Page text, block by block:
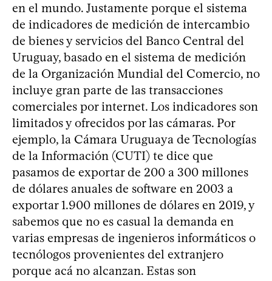
en el mundo. Justamente porque el sistema
de indicadores de medición de intercambio
de bienes y servicios del Banco Central del
Uruguay, basado en el sistema de medición
de la Organización Mundial del Comercio, no
incluye gran parte de las transacciones
comerciales por internet. Los indicadores son
limitados y ofrecidos por las cámaras. Por
ejemplo, la Cámara Uruguaya de Tecnologías
de la Información (CUTI) te dice que
pasamos de exportar de 200 a 300 millones
de dólares anuales de software en 2003 a
exportar 1.900 millones de dólares en 2019, y
sabemos que no es casual la demanda en
varias empresas de ingenieros informáticos o
tecnólogos provenientes del extranjero
porque acá no alcanzan. Estas son